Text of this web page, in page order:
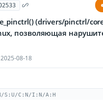
(drivers/pinctrl/
позволяющая
2025-08-18
S:U/C:N/I:N/A:H